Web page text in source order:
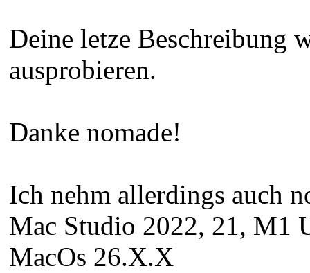
Deine letze Beschreibung
ausprobieren.
Danke nomade!
Ich nehm allerdings auch
Mac Studio 2022, 21, M1
MacOs 26.X.X